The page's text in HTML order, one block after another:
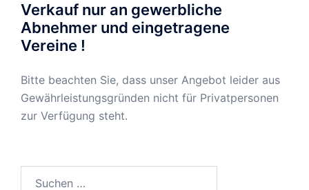
Verkauf nur an gewerbliche
Abnehmer und eingetragene
Vereine !
Bitte beachten Sie, dass unser Angebot leider aus
Gewährleistungsgründen nicht für Privatpersonen
zur Verfügung steht.